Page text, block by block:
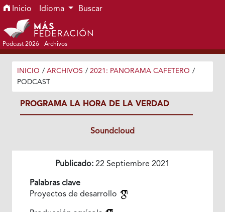
Ir al menú de navegación principal
Ir al contenido principal
Ir al pie de página del sitio
Inicio Idioma Buscar
Podcast 2026 Archivos
INICIO / ARCHIVOS / 2021: PANORAMA CAFETERO /
PODCAST
PROGRAMA LA HORA DE LA VERDAD
Soundcloud
Publicado: 22 Septiembre 2021
Palabras clave
Proyectos de desarrollo